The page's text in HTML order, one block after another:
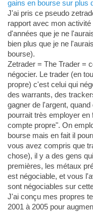
gains en bourse sur plus
J'ai pris ce pseudo
rapport avec mon
d'années que je ne
bien plus que je ne
bourse).
Zetrader = The Trader =
négocier. Le trader (en
propre) c'est celui qui
des warrants, des
gagner de l'argent,
pourrait très employer
compte propre". On
bourse mais en fait il
vous avez compris que
chose), il y a des gens
premières, les métaux
est négociable, et vous
sont négociables sur
J'ai conçu mes propres
2001 à 2005 pour